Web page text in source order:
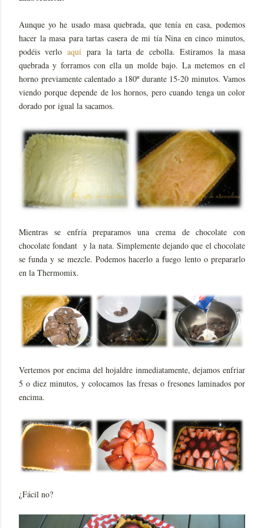
Aunque yo he usado masa quebrada, que tenía en casa, podemos
hacer la masa para tartas casera de mi tía Nina en cinco minutos,
podéis verlo aquípara la tarta de cebolla. Estiramos la masa
quebrada y forramos con ella un molde bajo. La metemos en el
horno previamente calentado a 180º durante 15-20 minutos. Vamos
viendo porque depende de los hornos, pero cuando tenga un color
dorado por igual la sacamos.
Mientras se enfría preparamos una crema de chocolate con
chocolate fondant y la nata. Simplemente dejando que el chocolate
se funda y se mezcle. Podemos hacerlo a fuego lento o prepararlo
en la Thermomix.
Vertemos por encima del hojaldre inmediatamente, dejamos enfriar
5 o diez minutos, y colocamos las fresas o fresones laminados por
encima.
¿Fácil no?